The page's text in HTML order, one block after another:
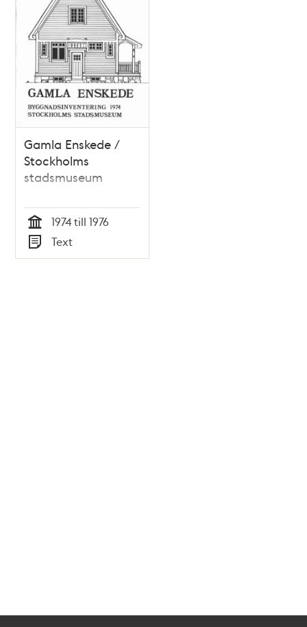
Gamla Enskede /
Stockholms
stadsmuseum
Tid
1974 till 1976
Typ
Text